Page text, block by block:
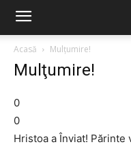
Acasă
Mulţumire!
Mulţumire!
0
0
Hristoa a Înviat!